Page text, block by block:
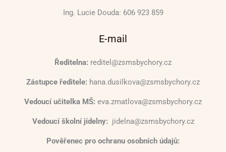
Ing. Lucie Douda: 606 923 859
E-mail
Ředitelna: reditel@zsmsbychory.cz
Zástupce ředitele: hana.dusilkova@zsmsbychory.cz
Vedoucí učitelka MŠ: eva.zmatlova@zsmsbychory.cz
Vedoucí školní jídelny: jidelna@zsmsbychory.cz
Pověřenec pro ochranu osobních údajů: